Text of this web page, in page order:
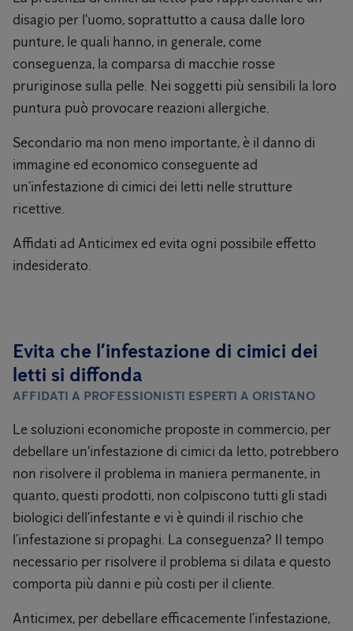
disagio per l'uomo, soprattutto a causa dalle loro
punture, le quali hanno, in generale, come
conseguenza, la comparsa di macchie rosse
pruriginose sulla pelle. Nei soggetti più sensibili la loro
puntura può provocare reazioni allergiche.
Secondario ma non meno importante, è il danno di
immagine ed economico conseguente ad
un’infestazione di cimici dei letti nelle strutture
ricettive.
Affidati ad Anticimex ed evita ogni possibile effetto
indesiderato.
Evita che l’infestazione di cimici dei
letti si diffonda
AFFIDATI A PROFESSIONISTI ESPERTI A ORISTANO
Le soluzioni economiche proposte in commercio, per
debellare un'infestazione di cimici da letto, potrebbero
non risolvere il problema in maniera permanente, in
quanto, questi prodotti, non colpiscono tutti gli stadi
biologici dell’infestante e vi è quindi il rischio che
l’infestazione si propaghi. La conseguenza? Il tempo
necessario per risolvere il problema si dilata e questo
comporta più danni e più costi per il cliente.
Anticimex, per debellare efficacemente l’infestazione,